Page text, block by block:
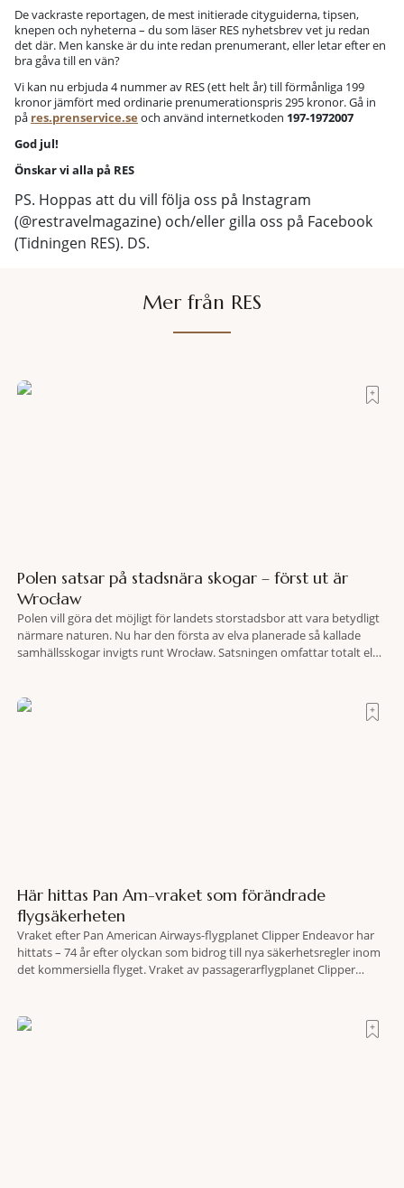
De vackraste reportagen, de mest initierade cityguiderna, tipsen,
knepen och nyheterna – du som läser RES nyhetsbrev vet ju redan
det där. Men kanske är du inte redan prenumerant, eller letar efter en
bra gåva till en vän?
Vi kan nu erbjuda 4 nummer av RES (ett helt år) till förmånliga 199
kronor jämfört med ordinarie prenumerationspris 295 kronor. Gå in
på res.prenservice.se och använd internetkoden 197-1972007
God jul!
Önskar vi alla på RES
PS. Hoppas att du vill följa oss på Instagram
(@restravelmagazine) och/eller gilla oss på Facebook
(Tidningen RES). DS.
Mer från RES
Polen satsar på stadsnära skogar – först ut är
Wrocław
Polen vill göra det möjligt för landets storstadsbor att vara betydligt
närmare naturen. Nu har den första av elva planerade så kallade
samhällsskogar invigts runt Wrocław. Satsningen omfattar totalt elva
fler människor ska kunna promenera, motionera
Här hittas Pan Am-vraket som förändrade
flygsäkerheten
Vraket efter Pan American Airways-flygplanet Clipper Endeavor har
hittats – 74 år efter olyckan som bidrog till nya säkerhetsregler inom
det kommersiella flyget. Vraket av passagerarflygplanet Clipper
lokaliserades den 2 juni i år med hjälp